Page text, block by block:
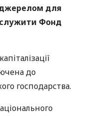
для
Фонд
до
господарства.